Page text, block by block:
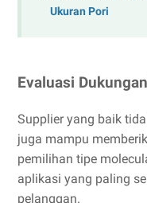
Ukuran Pori
Evaluasi
Supplier yang baik
juga mampu
pemilihan tipe
aplikasi yang paling
pelanggan.